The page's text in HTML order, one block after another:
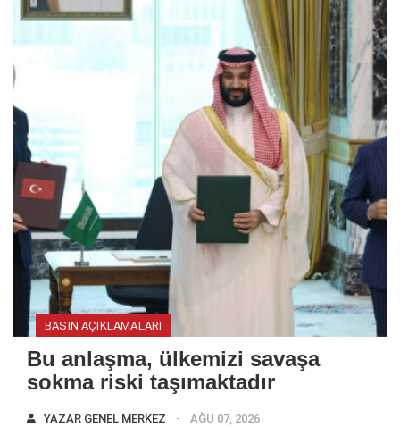
BASIN AÇIKLAMALARI
Bu anlaşma, ülkemizi savaşa
sokma riski taşımaktadır
YAZAR GENEL MERKEZ AĞU 07, 2026